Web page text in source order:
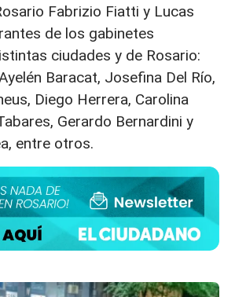
Fabrizio Fiatti y Lucas
de los gabinetes
ciudades y de Rosario:
Baracat, Josefina Del Río,
Diego Herrera, Carolina
Gerardo Bernardini y
entre otros.